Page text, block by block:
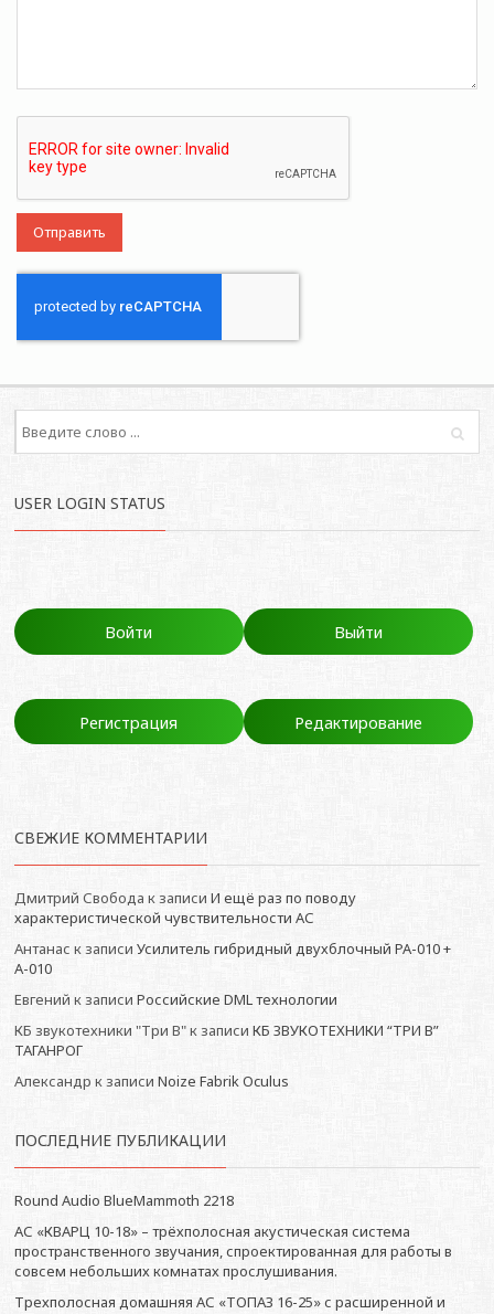
USER LOGIN STATUS
Войти Выйти
Регистрация Редактирование
СВЕЖИЕ КОММЕНТАРИИ
Дмитрий Свобода к записи И ещё раз по поводу
характеристической чувствительности АС
Антанас к записи Усилитель гибридный двухблочный РА-010 +
А-010
Евгений к записи Российские DML технологии
КБ звукотехники "Три В"к записи КБ ЗВУКОТЕХНИКИ “ТРИ В”
ТАГАНРОГ
Александр к записи Noize Fabrik Oculus
ПОСЛЕДНИЕ ПУБЛИКАЦИИ
Round Audio BlueMammoth 2218
АС «КВАРЦ 10-18» – трёхполосная акустическая система
пространственного звучания, спроектированная для работы в
совсем небольших комнатах прослушивания.
Трехполосная домашняя АС «ТОПАЗ 16-25» с расширенной и